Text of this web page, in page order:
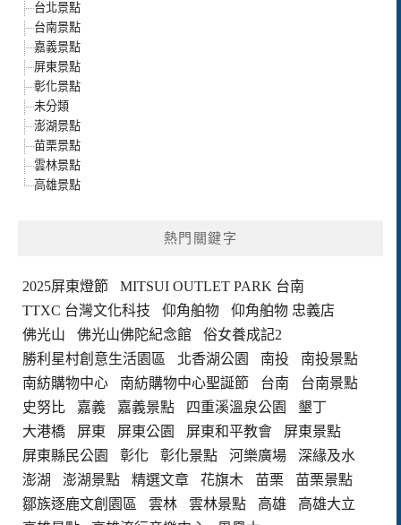
台北景點
台南景點
嘉義景點
屏東景點
彰化景點
未分類
澎湖景點
苗栗景點
雲林景點
高雄景點
熱門關鍵字
2025屏東燈節
MITSUI OUTLET PARK 台南
TTXC 台灣文化科技
仰角舶物
仰角舶物 忠義店
佛光山
佛光山佛陀紀念館
俗女養成記2
勝利星村創意生活園區
北香湖公園 南投
南投景點
南紡購物中心
南紡購物中心聖誕節 台南
台南景點
史努比
嘉義 嘉義景點 四重溪溫泉公園
墾丁
大港橋
屏東 屏東公園 屏東和平教會
屏東景點
屏東縣民公園
彰化 彰化景點 河樂廣場
深緣及水
澎湖
澎湖景點 精選文章 花旗木 苗栗
苗栗景點
鄒族逐鹿文創園區
雲林 雲林景點 高雄
高雄大立